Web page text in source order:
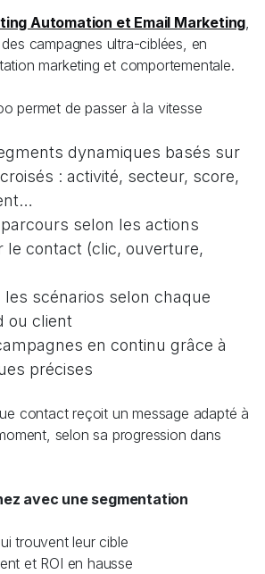
Automation et Email Marketing
campagnes ultra-ciblées, en
marketing et comportementale.
permet de passer à la vitesse
dynamiques basés sur
: activité, secteur, score,
selon les actions
le contact (clic, ouverture,
les scénarios selon chaque
ou client
en continu grâce à
précises
contact reçoit un message adapté à
selon sa progression dans
avec une segmentation
trouvent leur cible
et ROI en hausse